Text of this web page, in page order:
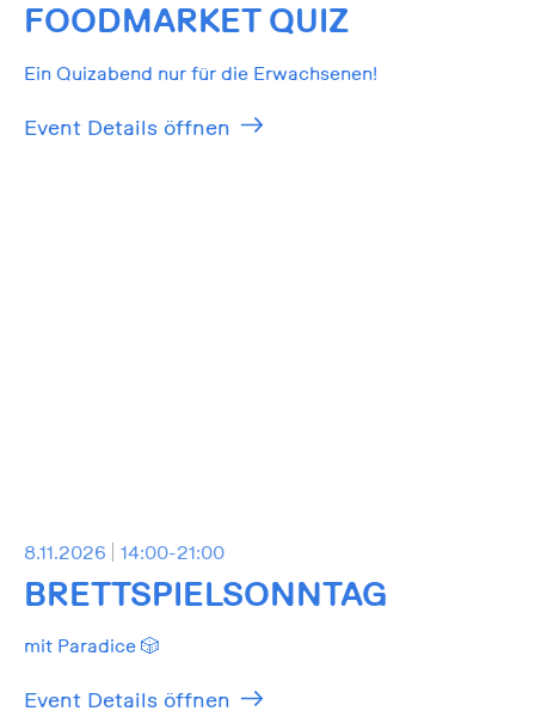
FOODMARKET QUIZ
Ein Quizabend nur für die Erwachsenen!
Event Details öffnen
8.11.2026 14:00-21:00
BRETTSPIELSONNTAG
mit Paradice 🎲
Event Details öffnen